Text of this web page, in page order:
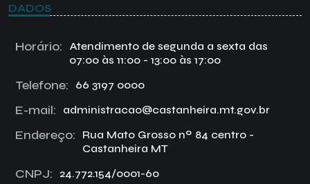
DADOS
Horário:
Atendimento de segunda a sexta das
07:00 às 11:00 - 13:00 às 17:00
Telefone: 66 3197 0000
E-mail: administracao@castanheira.mt.gov.br
Endereço:
Rua Mato Grosso nº 84 centro -
Castanheira MT
CNPJ: 24.772.154/0001-60